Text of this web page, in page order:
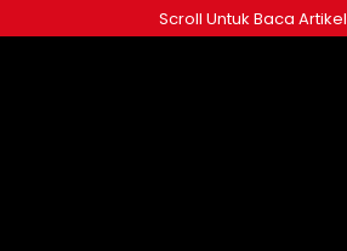
to
Scroll Untuk Baca Artikel